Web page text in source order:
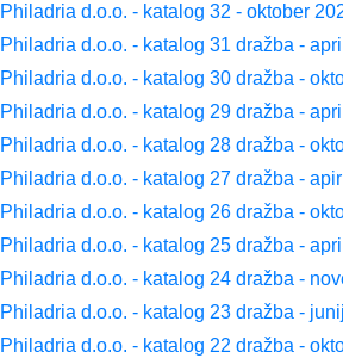
Philadria d.o.o. - katalog 32 - oktober
Philadria d.o.o. - katalog 31 dražba -
Philadria d.o.o. - katalog 30 dražba -
Philadria d.o.o. - katalog 29 dražba -
Philadria d.o.o. - katalog 28 dražba -
Philadria d.o.o. - katalog 27 dražba -
Philadria d.o.o. - katalog 26 dražba -
Philadria d.o.o. - katalog 25 dražba -
Philadria d.o.o. - katalog 24 dražba -
Philadria d.o.o. - katalog 23 dražba -
Philadria d.o.o. - katalog 22 dražba -